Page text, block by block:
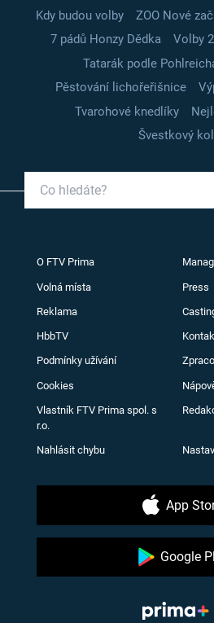
Kdy budou volby
ZOO Nové
7 pádů Honzy Dědka
Volby
Tatarák podle
Pěstování lichořeřišnice
Tvarohové knedlíky
Švestkový
O FTV Prima
Volná místa Press
Reklama
HbbTV
Podmínky užívání
Cookies
Vlastník FTV Prima spol. s
r.o.
Nahlásit chybu
App
Google